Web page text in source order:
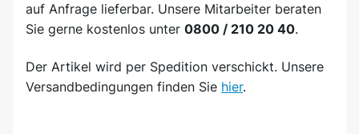
auf Anfrage lieferbar. Unsere Mitarbeiter beraten
Sie gerne kostenlos unter 0800 / 210 20 40.
Der Artikel wird per Spedition verschickt. Unsere
Versandbedingungen finden Sie hier.